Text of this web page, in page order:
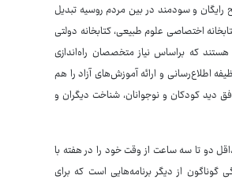
رایگان و سودمند در بین مردم روسیه تبدیل
اختصاصی علوم طبیعی، کتابخانه دولتی
هستند که براساس نیاز متخصصان راه‌اندازی
اطلاع‌رسانی و ارائه آموزش‌های آزاد را هم
دید کودکان و نوجوانان، شناخت دیگران و
دو تا سه ساعت از وقت خود را در هفته با
گوناگون از دیگر برنامه‌هایی است که برای